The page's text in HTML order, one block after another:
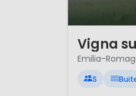
Emilia-
S